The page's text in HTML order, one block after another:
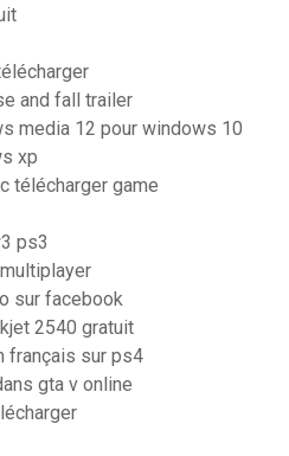
and fall trailer
media 12 pour windows 10
xp
télécharger game
ps3
sur facebook
2540 gratuit
français sur ps4
gta v online